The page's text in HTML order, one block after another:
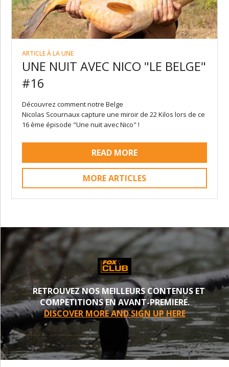
ARTICLE À LA UNE
UNE NUIT AVEC NICO "LE BELGE"
#16
Découvrez comment notre Belge
Nicolas Scournaux capture une miroir de 22 Kilos lors de ce
16 ème épisode "Une nuit avec Nico" !
READ MORE
MORE ARTICLES
RETROUVEZ NOS MEILLEURS CONTENUS ET
COMPETITIONS EN AVANT-PREMIERE.
DISCOVER MORE AND SIGN UP HERE